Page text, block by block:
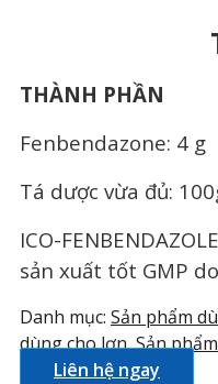
THÀNH PHẦN
Fenbendazone: 4 g
Tá dược vừa đủ:
ICO-
sản xuất tốt GMP
Danh mục: Sản phẩm
dùng cho lợn,Sản
Liên hệ ngay